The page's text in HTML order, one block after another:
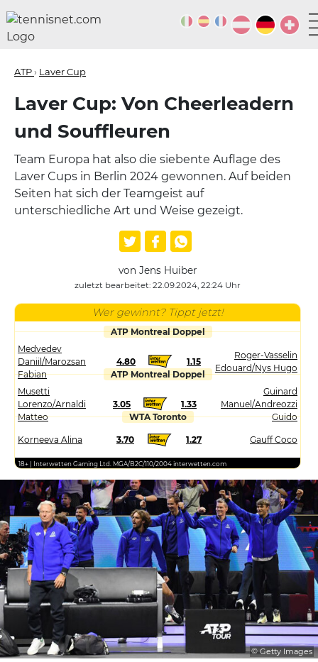
ATP› Laver Cup
Laver Cup: Von Cheerleadern
und Souffleuren
Team Europa hat also die siebente Auflage des
Laver Cups in Berlin 2024 gewonnen. Auf beiden
Seiten hat sich der Teamgeist auf
unterschiedliche Art und Weise gezeigt.
von Jens Huiber
zuletzt bearbeitet: 22.09.2024, 22:24 Uhr
Wer gewinnt? Tippt jetzt!
ATP Montreal Doppel
Medvedev
Daniil/Marozsan
Fabian
4.80 1.15
Roger-Vasselin
Edouard/Nys Hugo
ATP Montreal Doppel
Musetti
Lorenzo/Arnaldi
Matteo
3.05 1.33
Guinard
Manuel/Andreozzi
Guido
WTA Toronto
Korneeva Alina 3.70 1.27 Gauff Coco
18+ | Interwetten Gaming Ltd. MGA/B2C/110/2004 interwetten.com
© Getty Images